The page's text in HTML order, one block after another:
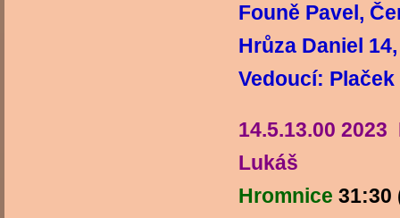
Founě Pavel,
Hrůza
Vedoucí:
14.5.13.00
Lukáš
Hromnice